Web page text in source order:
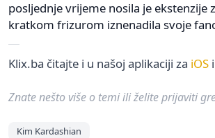
posljednje vrijeme nosila je ekstenzije
kratkom frizurom iznenadila svoje
Klix.ba čitajte i u našoj aplikaciji za iOS
Znate nešto više o temi ili želite prijaviti
Kim Kardashian